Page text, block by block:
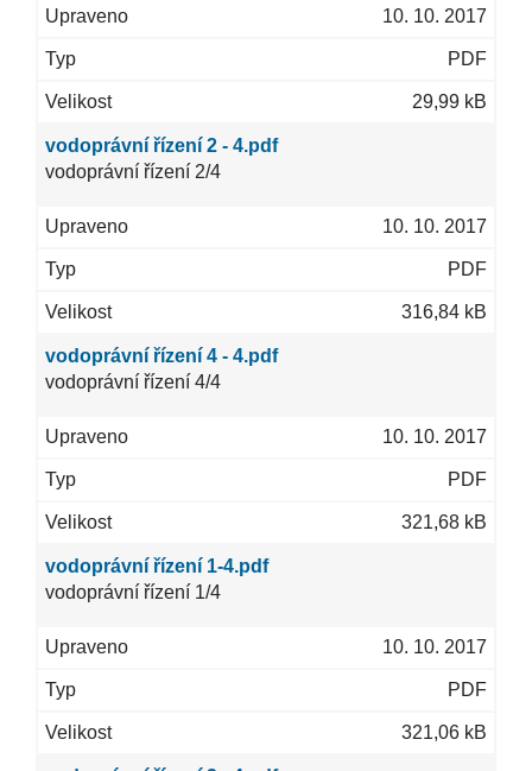
10. 10. 2017
PDF
29,99 kB
vodoprávní řízení 2 - 4.pdf
vodoprávní řízení 2/4
10. 10. 2017
PDF
316,84 kB
vodoprávní řízení 4 - 4.pdf
vodoprávní řízení 4/4
10. 10. 2017
PDF
321,68 kB
vodoprávní řízení 1-4.pdf
vodoprávní řízení 1/4
10. 10. 2017
PDF
321,06 kB